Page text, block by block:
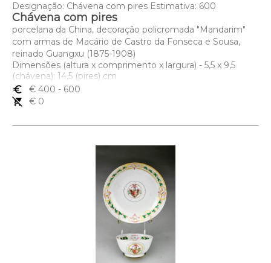
Designação: Chávena com pires Estimativa: 600
Chávena com pires
porcelana da China, decoração policromada "Mandarim"
com armas de Macário de Castro da Fonseca e Sousa,
reinado Guangxu (1875-1908)
Dimensões (altura x comprimento x largura) - 5,5 x 9,5
(chávena); 14,5 (pires) cm
euro_symbol
€ 400 - 600
remove_shopping_cart
€ 0